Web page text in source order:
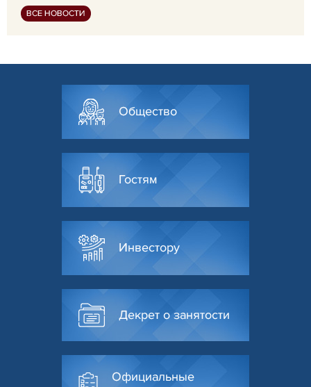
ВСЕ НОВОСТИ
Общество
Гостям
Инвестору
Декрет о занятости
Официальные